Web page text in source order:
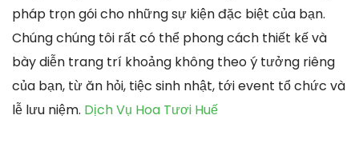
pháp trọn gói cho những sự kiện đặc biệt của bạn.
Chúng chúng tôi rất có thể phong cách thiết kế và
bày diễn trang trí khoảng không theo ý tưởng riêng
của bạn, từ ăn hỏi, tiệc sinh nhật, tới event tổ chức và
lễ lưu niệm. Dịch Vụ Hoa Tươi Huế